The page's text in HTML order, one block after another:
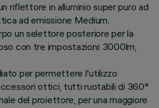
riflettore in alluminio super puro ad
ad emissione Medium.
un selettore posteriore per la
con tre impostazioni: 3000lm,
per permettere l'utilizzo
ottici, tutti ruotabili di 360°
del proiettore, per una maggiore